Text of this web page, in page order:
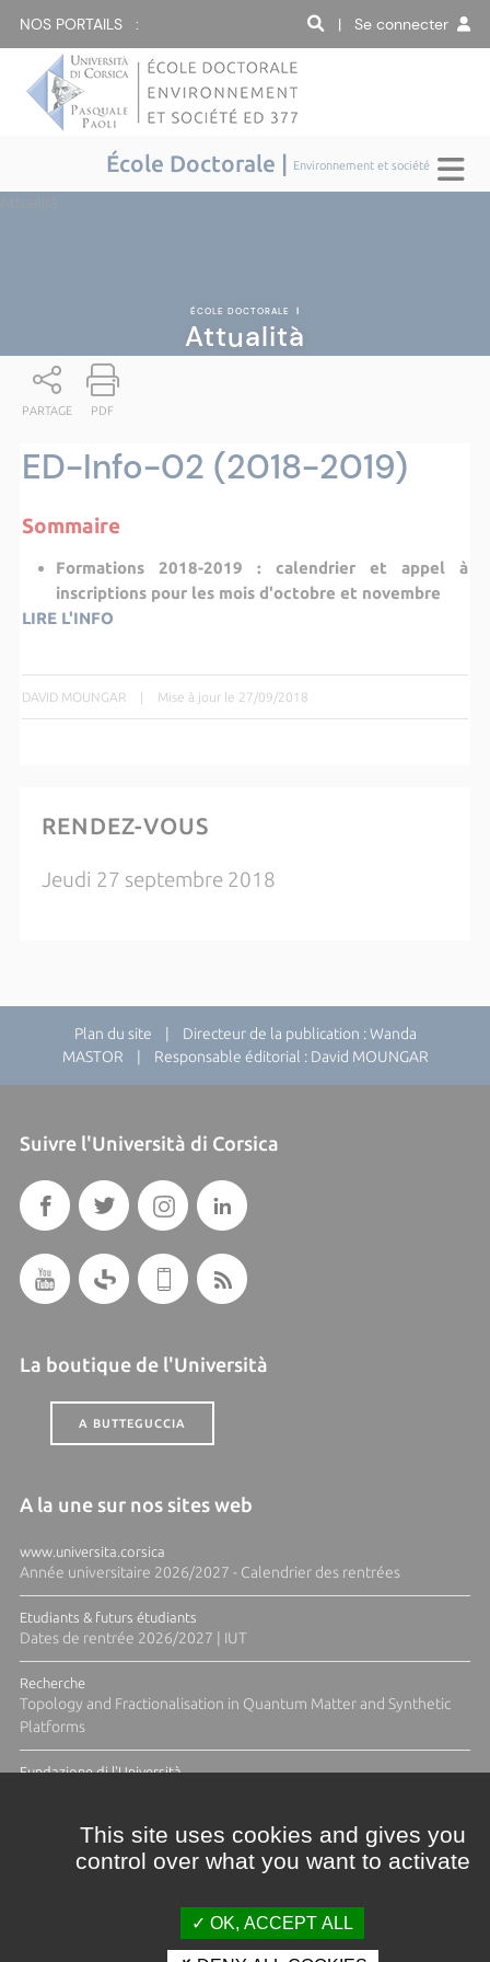
NOS PORTAILS : | Se connecter
École Doctorale | Environnement et société
ÉCOLE DOCTORALE |
Attualità
PARTAGE PDF
ED-Info-02 (2018-2019)
Sommaire
Formations 2018-2019 : calendrier et appel à
inscriptions pour les mois d'octobre et novembre
LIRE L'INFO
DAVID MOUNGAR | Mise à jour le 27/09/2018
RENDEZ-VOUS
Jeudi 27 septembre 2018
Plan du site | Directeur de la publication : Wanda
MASTOR | Responsable éditorial : David MOUNGAR
Suivre l'Università di Corsica
La boutique de l'Università
A BUTTEGUCCIA
A la une sur nos sites web
www.universita.corsica
Année universitaire 2026/2027 - Calendrier des rentrées
Etudiants & futurs étudiants
Dates de rentrée 2026/2027 | IUT
Recherche
Topology and Fractionalisation in Quantum Matter and Synthetic
Platforms
Fundazione di l'Università
This site uses cookies and gives you
control over what you want to activate
OK, ACCEPT ALL